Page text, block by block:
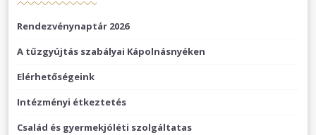
Rendezvénynaptár 2026
A tűzgyújtás szabályai Kápolnásnyéken
Elérhetőségeink
Intézményi étkeztetés
Család és gyermekjóléti szolgáltatas